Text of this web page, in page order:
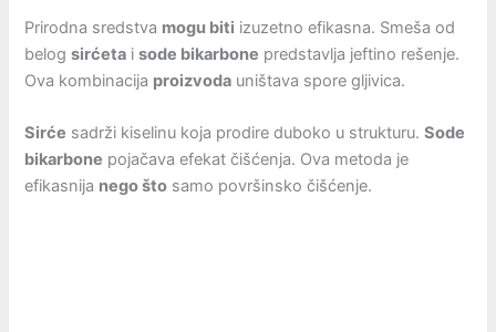
Prirodna sredstva mogu biti izuzetno efikasna. Smeša od
belogsirćeta isode bikarbone predstavlja jeftino rešenje.
Ova kombinacija proizvoda uništava spore gljivica.
Sirće sadrži kiselinu koja prodire duboko u strukturu.Sode
bikarbone pojačava efekat čišćenja. Ova metoda je
efikasnija nego što samo površinsko čišćenje.